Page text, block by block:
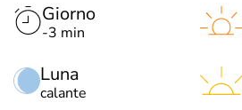
Giorno
-3 min
Luna
calante